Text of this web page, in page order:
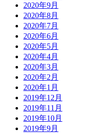
2020年9月
2020年8月
2020年7月
2020年6月
2020年5月
2020年4月
2020年3月
2020年2月
2020年1月
2019年12月
2019年11月
2019年10月
2019年9月